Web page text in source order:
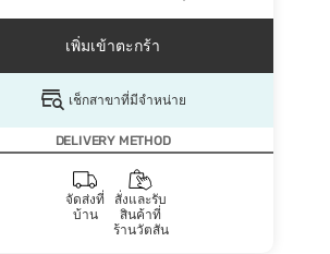
เพิ่มเข้าตะกร้า
เช็กสาขาที่มีจำหน่าย
DELIVERY METHOD
จัดส่งที่
บ้าน
สั่งและรับ
สินค้าที่
ร้านวัตสัน